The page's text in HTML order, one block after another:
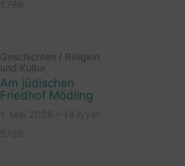
Geschichten / Religion
und Kultur
Am jüdischen
Friedhof Mödling